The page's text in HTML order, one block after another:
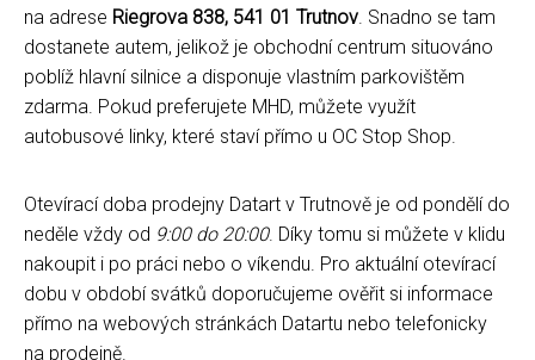
na adrese Riegrova 838, 541 01 Trutnov. Snadno se tam
dostanete autem, jelikož je obchodní centrum situováno
poblíž hlavní silnice a disponuje vlastním parkovištěm
zdarma. Pokud preferujete MHD, můžete využít
autobusové linky, které staví přímo u OC Stop Shop.
Otevírací doba prodejny Datart v Trutnově je od pondělí do
neděle vždy od 9:00 do 20:00. Díky tomu si můžete v klidu
nakoupit i po práci nebo o víkendu. Pro aktuální otevírací
dobu v období svátků doporučujeme ověřit si informace
přímo na webových stránkách Datartu nebo telefonicky
na prodejně.